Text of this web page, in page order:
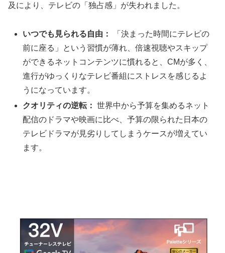
及により、テレビの「独占感」が失われました。
いつでも見られる自由：
「決まった時間にテレビの
前に座る」という習慣が薄れ、倍速視聴やスキップ
ができるネットコンテンツに慣れると、CMが多く、
進行がゆっくりなテレビ番組にストレスを感じるよ
うになっています。
クオリティの逆転： 世界中から予算を集めるネット
配信のドラマや映画に比べ、予算の限られた日本の
テレビドラマが見劣りしてしまうケースが増えてい
ます。